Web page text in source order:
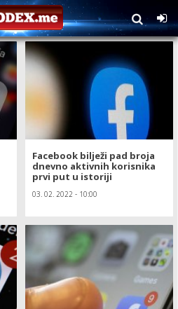
Facebook bilježi pad broja
dnevno aktivnih korisnika
prvi put u istoriji
03. 02. 2022 - 10:00